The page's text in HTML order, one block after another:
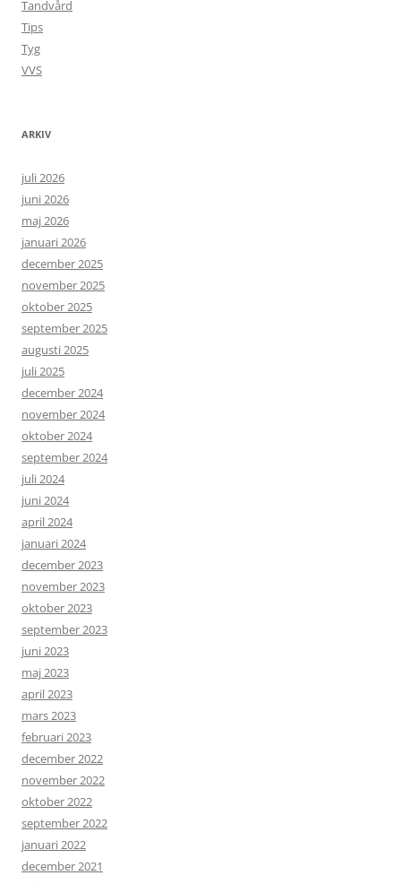
Tandvård
Tips
Tyg
VVS
ARKIV
juli 2026
juni 2026
maj 2026
januari 2026
december 2025
november 2025
oktober 2025
september 2025
augusti 2025
juli 2025
december 2024
november 2024
oktober 2024
september 2024
juli 2024
juni 2024
april 2024
januari 2024
december 2023
november 2023
oktober 2023
september 2023
juni 2023
maj 2023
april 2023
mars 2023
februari 2023
december 2022
november 2022
oktober 2022
september 2022
januari 2022
december 2021